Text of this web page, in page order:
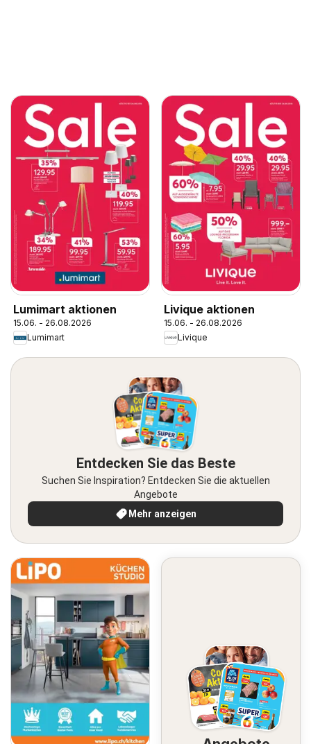
Lumimart aktionen
15.06. - 26.08.2026
Lumimart
Livique aktionen
15.06. - 26.08.2026
Livique
Entdecken Sie das Beste
Suchen Sie Inspiration? Entdecken Sie die aktuellen
Angebote
Mehr anzeigen